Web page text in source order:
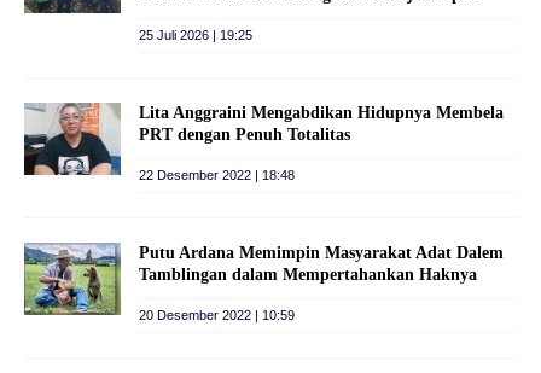
25 Juli 2026 | 19:25
Lita Anggraini Mengabdikan Hidupnya Membela
PRT dengan Penuh Totalitas
22 Desember 2022 | 18:48
Putu Ardana Memimpin Masyarakat Adat Dalem
Tamblingan dalam Mempertahankan Haknya
20 Desember 2022 | 10:59